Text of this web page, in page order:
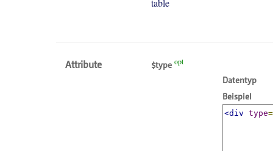
table
Attribute type opt
Datentyp
Beispiel
<div type=